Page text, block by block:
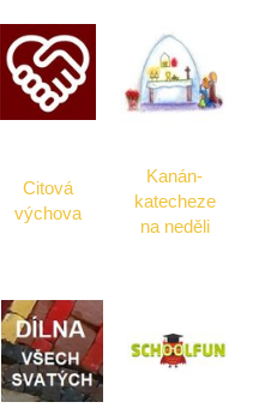
Citová
výchova
Kanán-
katecheze
na neděli